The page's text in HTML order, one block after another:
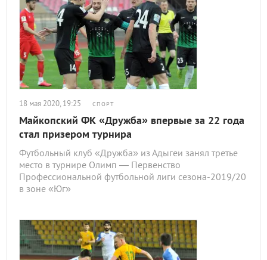
18 мая 2020, 19:25 СПОРТ
Майкопский ФК «Дружба» впервые за 22 года
стал призером турнира
Футбольный клуб «Дружба» из Адыгеи занял третье
место в турнире Олимп — Первенство
Профессиональной футбольной лиги сезона-2019/20
в зоне «Юг»